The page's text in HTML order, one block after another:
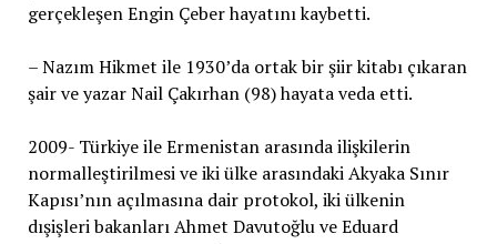
gerçekleşen Engin Çeber hayatını kaybetti.
– Nazım Hikmet ile 1930’da ortak bir şiir kitabı çıkaran
şair ve yazar Nail Çakırhan (98) hayata veda etti.
2009- Türkiye ile Ermenistan arasında ilişkilerin
normalleştirilmesi ve iki ülke arasındaki Akyaka Sınır
Kapısı’nın açılmasına dair protokol, iki ülkenin
dışişleri bakanları Ahmet Davutoğlu ve Eduard